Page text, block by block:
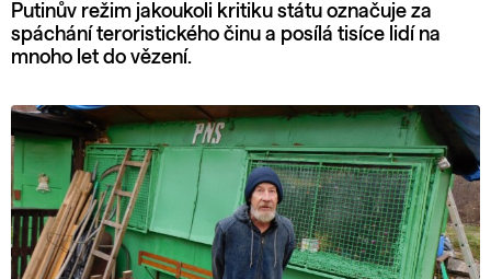
Putinův režim jakoukoli kritiku státu označuje za
spáchání teroristického činu a posílá tisíce lidí na
mnoho let do vězení.